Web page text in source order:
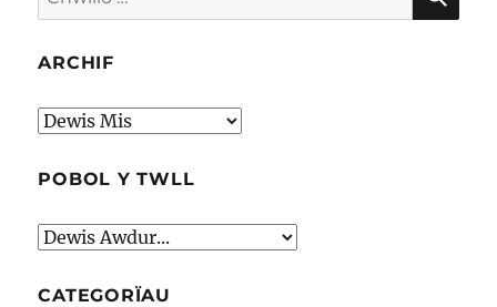
am:
ARCHIF
Archif
POBOL Y TWLL
CATEGORÏAU